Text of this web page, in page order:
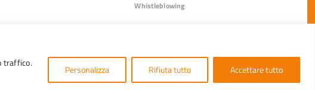
traffico.
Personalizza Rifiuta tutto Accettare tutto
Whistleblowing
05469550015